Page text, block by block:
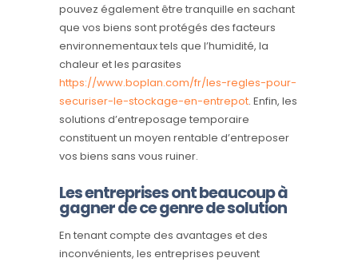
pouvez également être tranquille en sachant
que vos biens sont protégés des facteurs
environnementaux tels que l’humidité, la
chaleur et les parasites
https://www.boplan.com/fr/les-regles-pour-
securiser-le-stockage-en-entrepot. Enfin, les
solutions d’entreposage temporaire
constituent un moyen rentable d’entreposer
vos biens sans vous ruiner.
Les entreprises ont beaucoup à
gagner de ce genre de solution
En tenant compte des avantages et des
inconvénients, les entreprises peuvent